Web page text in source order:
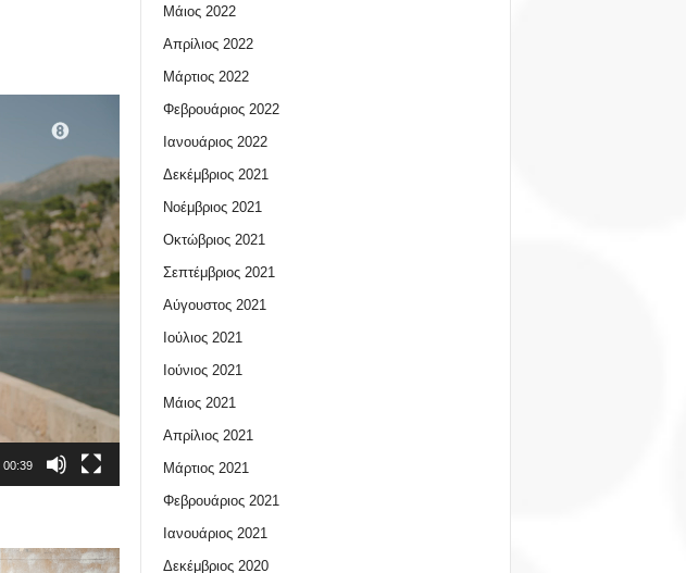
00:39
Μάιος 2022
Απρίλιος 2022
Μάρτιος 2022
Φεβρουάριος 2022
Ιανουάριος 2022
Δεκέμβριος 2021
Νοέμβριος 2021
Οκτώβριος 2021
Σεπτέμβριος 2021
Αύγουστος 2021
Ιούλιος 2021
Ιούνιος 2021
Μάιος 2021
Απρίλιος 2021
Μάρτιος 2021
Φεβρουάριος 2021
Ιανουάριος 2021
Δεκέμβριος 2020